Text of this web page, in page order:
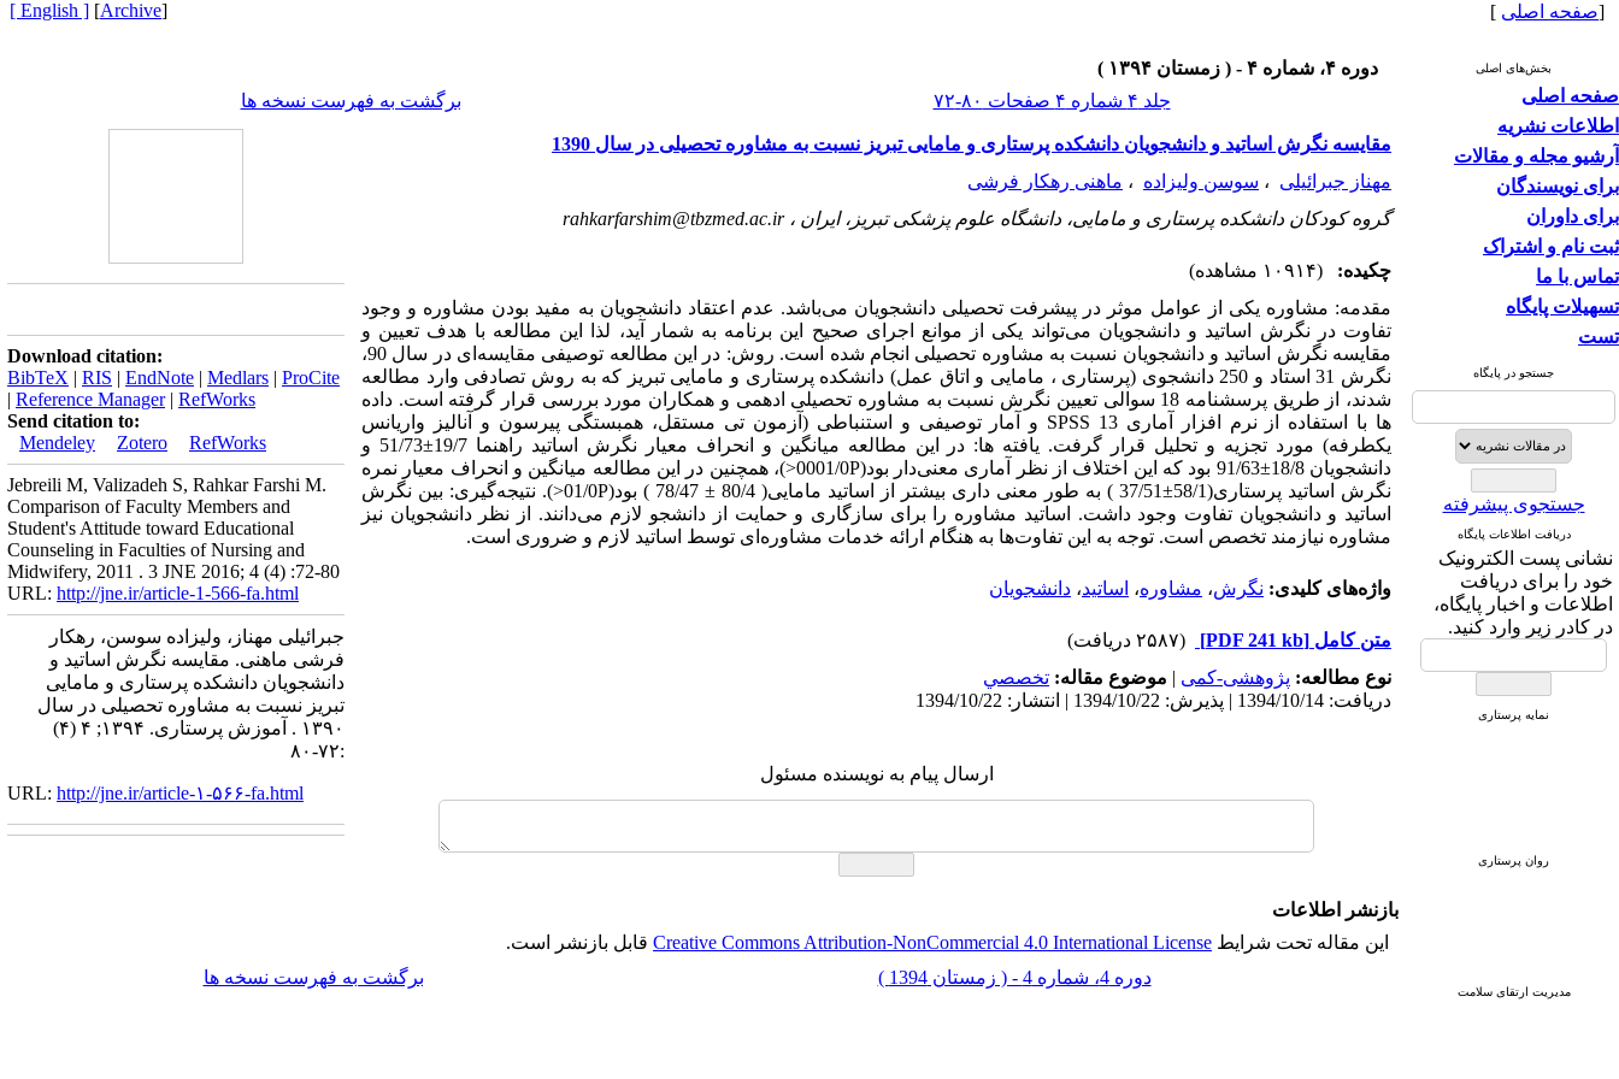
[صفحه اصلی ]
[
Archive
]
[ English ]
بخش‌های اصلی
صفحه اصلی
اطلاعات نشریه
آرشیو مجله و مقالات
برای نویسندگان
برای داوران
ثبت نام و اشتراک
تماس با ما
تسهیلات پایگاه
تست
جستجو در پایگاه
جستجوی پیشرفته
دریافت اطلاعات پایگاه
نشانی پست الکترونیک
خود را برای دریافت
اطلاعات و اخبار پایگاه،
در کادر زیر وارد کنید.
نمایه پرستاری
روان پرستاری
مدیریت ارتقای سلامت
دوره ۴، شماره ۴ - ( زمستان ۱۳۹۴ )
جلد ۴ شماره ۴ صفحات ۸۰-۷۲
برگشت به فهرست نسخه ها
مقایسه نگرش اساتید و دانشجویان دانشکده پرستاری و مامایی تبریز نسبت به مشاوره تحصیلی در سال 1390
مهناز جبرائیلی ، سوسن ولیزاده ، ماهنی رهکار فرشی
گروه کودکان دانشکده پرستاری و مامایی، دانشگاه علوم پزشکی تبریز، ایران ،rahkarfarshim@tbzmed.ac.ir
چکیده:
(۱۰۹۱۴ مشاهده)
مقدمه: مشاوره یکی از عوامل موثر در پیشرفت تحصیلی دانشجویان می‌باشد. عدم اعتقاد دانشجویان به مفید بودن مشاوره و وجود
تفاوت در نگرش اساتید و دانشجویان می‌تواند یکی از موانع اجرای صحیح این برنامه به شمار آید، لذا این مطالعه با هدف تعیین و
مقایسه نگرش اساتید و دانشجویان نسبت به مشاوره تحصیلی انجام شده است. روش: در این مطالعه توصیفی مقایسه‌ای در سال 90،
نگرش 31 استاد و 250 دانشجوی (پرستاری ، مامایی و اتاق عمل) دانشکده پرستاری و مامایی تبریز که به روش تصادفی وارد مطالعه
شدند، از طریق پرسشنامه 18 سوالی تعیین نگرش نسبت به مشاوره تحصیلی ادهمی و همکاران مورد بررسی قرار گرفته است. داده
ها با استفاده از نرم افزار آماری SPSS 13 و آمار توصیفی و استنباطی (آزمون تی مستقل، همبستگی پیرسون و آنالیز واریانس
یکطرفه) مورد تجزیه و تحلیل قرار گرفت. یافته ها: در این مطالعه میانگین و انحراف معیار نگرش اساتید راهنما 19/7±51/73 و
دانشجویان 18/8±91/63 بود که این اختلاف از نظر آماری معنی‌دار بود(0001/0P<)، همچنین در این مطالعه میانگین و انحراف معیار نمره
نگرش اساتید پرستاری(58/1±37/51 ) به طور معنی داری بیشتر از اساتید مامایی( 80/4 ± 78/47 ) بود(01/0P<). نتیجه‌گیری: بین نگرش
اساتید و دانشجویان تفاوت وجود داشت. اساتید مشاوره را برای سازگاری و حمایت از دانشجو لازم می‌دانند. از نظر دانشجویان نیز
مشاوره نیازمند تخصص است. توجه به این تفاوت‌ها به هنگام ارائه خدمات مشاوره‌ای توسط اساتید لازم و ضروری است.
واژه‌های کلیدی: نگرش، مشاوره، اساتید، دانشجویان
متن کامل [PDF 241 kb]
(۲۵۸۷ دریافت)
نوع مطالعه: پژوهشی-کمی | موضوع مقاله: تخصصي
دریافت: 1394/10/14 | پذیرش: 1394/10/22 | انتشار: 1394/10/22
ارسال پیام به نویسنده مسئول
Download citation:
BibTeX | RIS | EndNote | Medlars | ProCite
| Reference Manager| RefWorks
Send citation to:
Mendeley
Zotero RefWorks
Jebreili M, Valizadeh S, Rahkar Farshi M.
Comparison of Faculty Members and
Student's Attitude toward Educational
Counseling in Faculties of Nursing and
Midwifery, 2011 . 3 JNE 2016; 4 (4) :72-80
URL: http://jne.ir/article-1-566-fa.html
جبرائیلی مهناز، ولیزاده سوسن، رهکار
فرشی ماهنی. مقایسه نگرش اساتید و
دانشجویان دانشکده پرستاری و مامایی
تبریز نسبت به مشاوره تحصیلی در سال
۱۳۹۰ . آموزش پرستاری. ۱۳۹۴; ۴ (۴)
:۷۲-۸۰
URL: http://jne.ir/article-۱-۵۶۶-fa.html
بازنشر اطلاعات
این مقاله تحت شرایطCreative Commons Attribution-NonCommercial 4.0 International Licenseقابل بازنشر است.
دوره 4، شماره 4 - ( زمستان 1394 ) برگشت به فهرست نسخه ها